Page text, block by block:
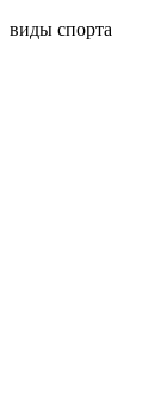
виды спорта